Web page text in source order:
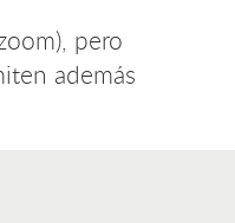
pero
además